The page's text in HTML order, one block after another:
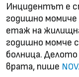
Инцидентът е
годишно момиче
етаж на
годишно момче
болница.
врата, пише